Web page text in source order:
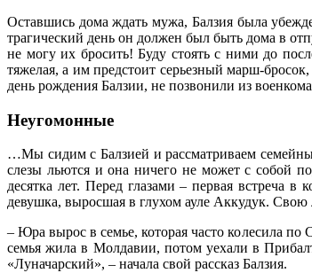
Оставшись дома ждать мужа, Балзия была
трагический день он должен был быть дома в
не могу их бросить! Буду стоять с ними до
тяжелая, а им предстоит серьезный марш-
день рождения Балзии, не позвонили из
Неугомонные
…Мы сидим с Балзией и рассматриваем
слезы льются и она ничего не может с собой
десятка лет. Перед глазами – первая встреча
девушка, выросшая в глухом ауле Аккудук.
– Юра вырос в семье, которая часто колесила
семья жила в Молдавии, потом уехали в
«Луначарский», – начала свой рассказ Балзия.